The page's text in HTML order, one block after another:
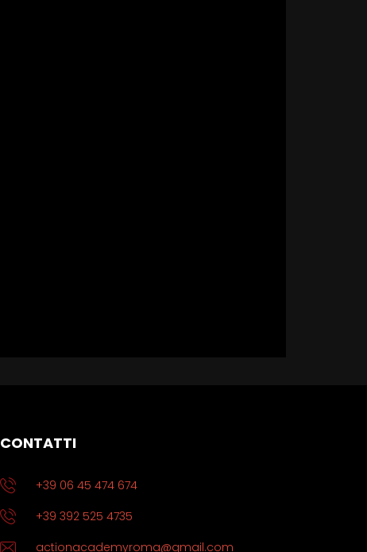
CONTATTI
+39 06 45 474 674
+39 392 525 4735
actionacademyroma@gmail.com